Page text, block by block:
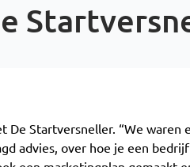
Startversneller. “We waren
advies, over hoe je een